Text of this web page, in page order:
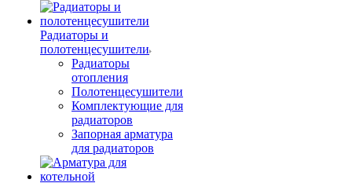
Радиаторы и
полотенцесушители
Радиаторы
отопления
Полотенцесушители
Комплектующие для
радиаторов
Запорная арматура
для радиаторов